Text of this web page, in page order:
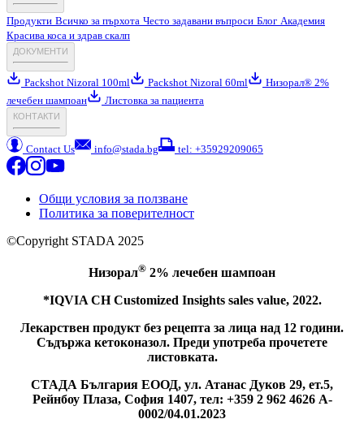
Продукти Всичко за пърхота Често задавани въпроси Блог Академия
Красива коса и здрав скалп
ДОКУМЕНТИ
Packshot Nizoral 100ml Packshot Nizoral 60ml
Низорал® 2%
лечебен шампоан
Листовка за пациента
КОНТАКТИ
Contact Us info@stada.bg tel: +35929209065
Общи условия за ползване
Политика за поверителност
©Copyright STADA 2025
Низорал® 2% лечебен шампоан
*IQVIA CH Customized Insights sales value, 2022.
Лекарствен продукт без рецепта за лица над 12 години.
Съдържа кетоконазол. Преди употреба прочетете
листовката.
СТАДА България ЕООД, ул. Атанас Дуков 29, ет.5,
Рейнбоу Плаза, София 1407, тел: +359 2 962 4626 A-
0002/04.01.2023